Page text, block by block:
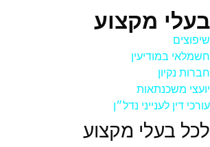
בעלי מקצוע
שיפוצים
חשמלאי במודיעין
חברות נקיון
יועצי משכנתאות
עורכי דין לענייני נדל״ן
לכל בעלי מקצוע